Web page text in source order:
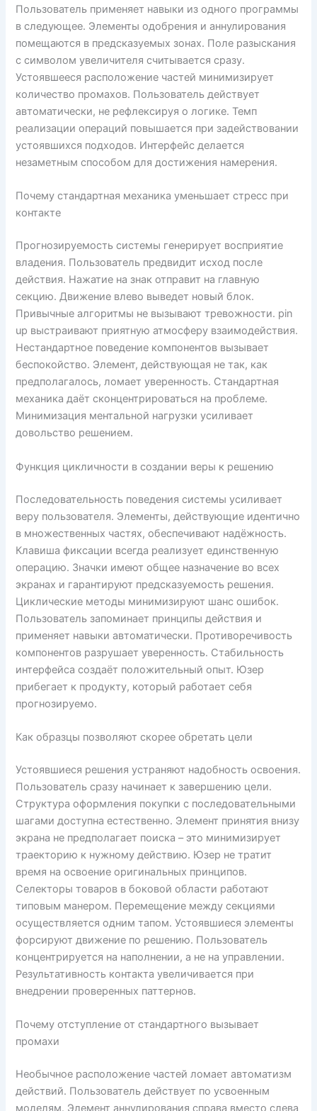
Пользователь применяет навыки из одного программы
в следующее. Элементы одобрения и аннулирования
помещаются в предсказуемых зонах. Поле разыскания
с символом увеличителя считывается сразу.
Устоявшееся расположение частей минимизирует
количество промахов. Пользователь действует
автоматически, не рефлексируя о логике. Темп
реализации операций повышается при задействовании
устоявшихся подходов. Интерфейс делается
незаметным способом для достижения намерения.
Почему стандартная механика уменьшает стресс при
контакте
Прогнозируемость системы генерирует восприятие
владения. Пользователь предвидит исход после
действия. Нажатие на знак отправит на главную
секцию. Движение влево выведет новый блок.
Привычные алгоритмы не вызывают тревожности. pin
up выстраивают приятную атмосферу взаимодействия.
Нестандартное поведение компонентов вызывает
беспокойство. Элемент, действующая не так, как
предполагалось, ломает уверенность. Стандартная
механика даёт сконцентрироваться на проблеме.
Минимизация ментальной нагрузки усиливает
довольство решением.
Функция цикличности в создании веры к решению
Последовательность поведения системы усиливает
веру пользователя. Элементы, действующие идентично
в множественных частях, обеспечивают надёжность.
Клавиша фиксации всегда реализует единственную
операцию. Значки имеют общее назначение во всех
экранах и гарантируют предсказуемость решения.
Циклические методы минимизируют шанс ошибок.
Пользователь запоминает принципы действия и
применяет навыки автоматически. Противоречивость
компонентов разрушает уверенность. Стабильность
интерфейса создаёт положительный опыт. Юзер
прибегает к продукту, который работает себя
прогнозируемо.
Как образцы позволяют скорее обретать цели
Устоявшиеся решения устраняют надобность освоения.
Пользователь сразу начинает к завершению цели.
Структура оформления покупки с последовательными
шагами доступна естественно. Элемент принятия внизу
экрана не предполагает поиска – это минимизирует
траекторию к нужному действию. Юзер не тратит
время на освоение оригинальных принципов.
Селекторы товаров в боковой области работают
типовым манером. Перемещение между секциями
осуществляется одним тапом. Устоявшиеся элементы
форсируют движение по решению. Пользователь
концентрируется на наполнении, а не на управлении.
Результативность контакта увеличивается при
внедрении проверенных паттернов.
Почему отступление от стандартного вызывает
промахи
Необычное расположение частей ломает автоматизм
действий. Пользователь действует по усвоенным
моделям. Элемент аннулирования справа вместо слева